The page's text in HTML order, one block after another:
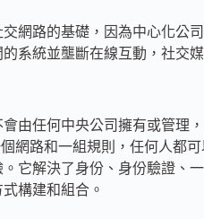
網路的基礎，因為中心化公
系統並壟斷在線互動，社交
由任何中央公司擁有或管理
個網路和一組規則，任何人都
它解決了身份、身份驗證、
構建和組合。